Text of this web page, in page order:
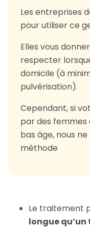
Les entreprises
pour utiliser ce
Elles vous
respecter
domicile (à
pulvérisation).
Cependant, si
par des femmes
bas âge, nous
méthode
Le traitement
longue